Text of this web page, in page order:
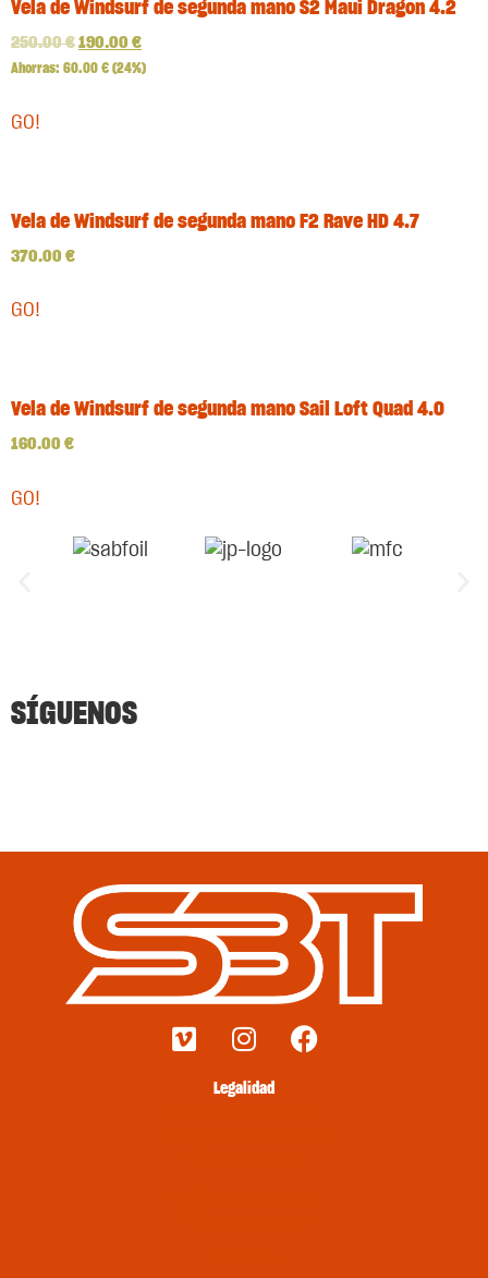
Vela de Windsurf de segunda mano S2 Maui Dragon 4.2
250.00€ 190.00 €
Ahorras: 60.00 € (24%)
GO!
Vela de Windsurf de segunda mano F2 Rave HD 4.7
370.00 €
GO!
Vela de Windsurf de segunda mano Sail Loft Quad 4.0
160.00 €
GO!
SÍGUENOS
Legalidad